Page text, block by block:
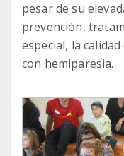
pesar de su
prevención,
especial, la
con hemiparesia.